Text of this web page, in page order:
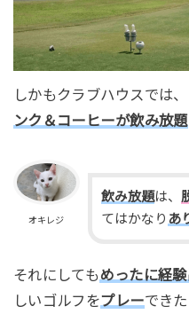
しかもクラブハウスでは
ンク＆コーヒーが飲み放題
オキレジ
飲み放題は、
てはかなり あ
それにしても めったに経
しいゴルフをプレーでき